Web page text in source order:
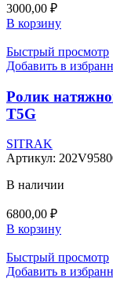
3000,00 ₽
В корзину
Быстрый просмотр
Добавить в
Ролик
T5G
SITRAK
Артикул:
В наличии
6800,00 ₽
В корзину
Быстрый просмотр
Добавить в